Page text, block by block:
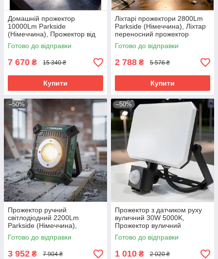
Домашній прожектор
10000Lm Parkside
(Німеччина), Прожектор від
акумулятора, Акумуляторний
ліхтар-прожектор, RYH
Готово до відправки
7 670 ₴ 15 340 ₴
Купити
Ліхтарі прожектори 2800Lm
Parkside (Німеччина), Ліхтар
переносний прожектор
акумуляторний
світлодіодний, RYH
Готово до відправки
2 788 ₴ 5 576 ₴
Купити
–50%
Прожектор ручний
світлодіодний 2200Lm
Parkside (Німеччина),
Акумуляторний лед
прожектор, RYH
Готово до відправки
3 952 ₴ 7 904 ₴
–50%
Прожектор з датчиком руху
вуличний 30W 5000K,
Прожектор вуличний
потужний, Прожектор з
детектором руху, RYH
Готово до відправки
1 010 ₴ 2 020 ₴